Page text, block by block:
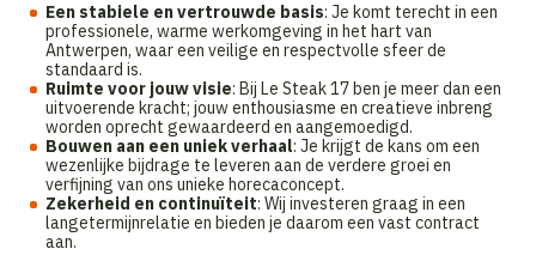
Een stabiele en vertrouwde basis: Je komt terecht in een
professionele, warme werkomgeving in het hart van
Antwerpen, waar een veilige en respectvolle sfeer de
standaard is.
Ruimte voor jouw visie: Bij Le Steak 17 ben je meer dan een
uitvoerende kracht; jouw enthousiasme en creatieve inbreng
worden oprecht gewaardeerd en aangemoedigd.
Bouwen aan een uniek verhaal: Je krijgt de kans om een
wezenlijke bijdrage te leveren aan de verdere groei en
verfijning van ons unieke horecaconcept.
Zekerheid en continuïteit: Wij investeren graag in een
langetermijnrelatie en bieden je daarom een vast contract
aan.